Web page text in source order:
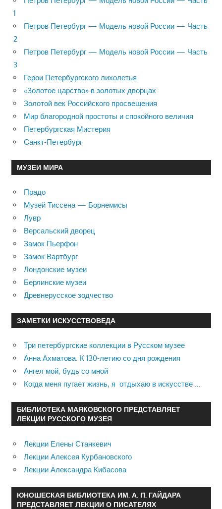
1
Петров Петербург — Модель новой России — Часть
2
Петров Петербург — Модель новой России — Часть
3
Герои Петербургского лихолетья
«Золотое царство» в золотых дворцах
Золотой век Российского просвещения
Мир благородной простоты и спокойного величия
Петербургская Мистерия
Санкт-Петербург
МУЗЕИ МИРА
Прадо
Музей Тиссена — Борнемисы
Лувр
Версальский дворец
Замок Пьерфон
Замок Вартбург
Лондонские музеи
Берлинские музеи
Древнерусское зодчество
ЗАМЕТКИ ИСКУССТВОВЕДА
Три петербургские коллекции в Русском музее
Анна Ахматова. К 130-летию со дня рождения
Ангел мой, будь со мной
Когда меня пугает жизнь, я отдыхаю в искусстве …
БИБЛИОТЕКА МАЯКОВСКОГО ПРЕДСТАВЛЯЕТ
ЛЕКЦИИ РУССКОГО МУЗЕЯ
Лекции Елены Станкевич
Лекции Алексея Курбановского
Лекции Александра Кибасова
ЮНОШЕСКАЯ БИБЛИОТЕКА ИМ. А. П. ГАЙДАРА
ПРЕДСТАВЛЯЕТ ЛЕКЦИИ О ПИСАТЕЛЯХ